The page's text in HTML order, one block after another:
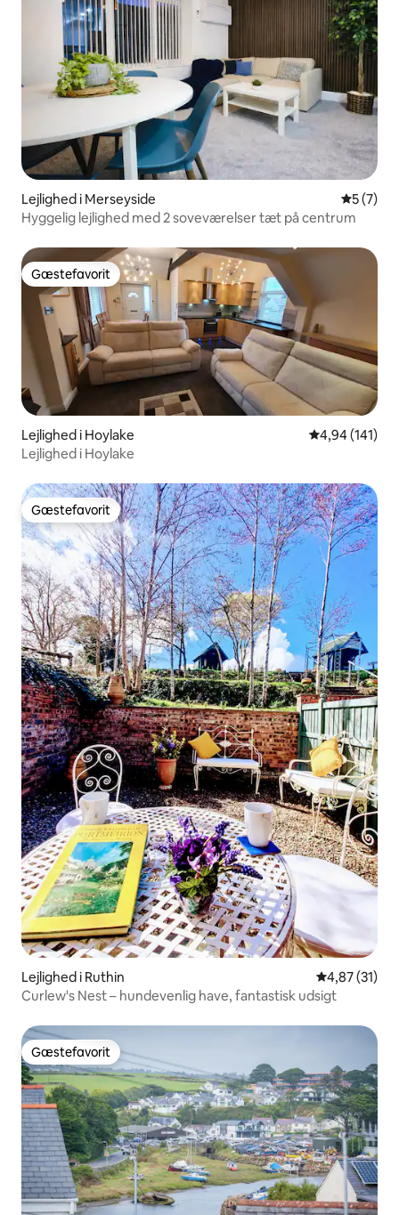
Lejlighed i Merseyside 5 ud af 5
5 (7)
Hyggelig lejlighed med 2 soveværelser tæt på centrum
Gæstefavorit
Gæstefavorit
Lejlighed i Hoylake 4,94 ud af 5 i
4,94 (141)
Lejlighed i Hoylake
Gæstefavorit
Gæstefavorit
Lejlighed i Ruthin 4,87 ud af 5
4,87 (31)
Curlew's Nest – hundevenlig have, fantastisk udsigt
Gæstefavorit
Gæstefavorit